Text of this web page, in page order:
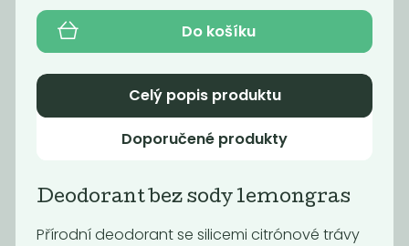
Tuhý
banán a kokos
Deodorant
eukalyptus
Do košíku
Celý popis produktu
Doporučené produkty
Deodorant bez sody lemongras
Přírodní deodorant se silicemi citrónové trávy